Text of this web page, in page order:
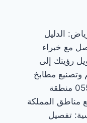
الدليل
الذكي 2024 تواصل مع خبراء
رؤيتك إلى
مطابخ
متكامله رقم الهاتف: 0557094290 منطقة
مناطق المملكة
تفصيل